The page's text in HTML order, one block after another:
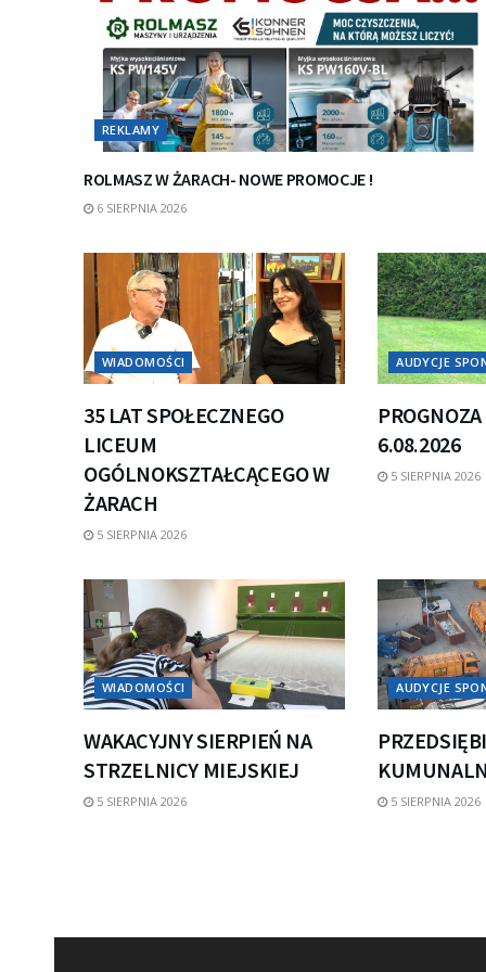
REKLAMY
ROLMASZ W ŻARACH- NOWE PROMOCJE !
6 SIERPNIA 2026
WIADOMOŚCI
35 LAT SPOŁECZNEGO
LICEUM
OGÓLNOKSZTAŁCĄCEGO W
ŻARACH
5 SIERPNIA 2026
AUDYCJE
6.08.2026
5 SIERPNIA 2026
WIADOMOŚCI
WAKACYJNY SIERPIEŃ NA
STRZELNICY MIEJSKIEJ
5 SIERPNIA 2026
AUDYCJE
5 SIERPNIA 2026